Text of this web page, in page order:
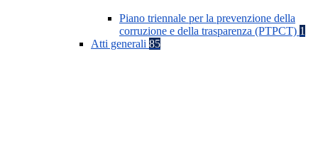
Piano triennale per la prevenzione della
corruzione e della trasparenza (PTPCT) 1
Atti generali 85